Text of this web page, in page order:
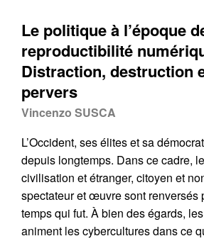
Le politique à l’époque
reproductibilité
Distraction, destruction
pervers
Vincenzo SUSCA
L’Occident, ses élites et sa
depuis longtemps. Dans ce cadre,
civilisation et étranger, citoyen et
spectateur et œuvre sont renversés
temps qui fut. À bien des égards,
animent les cybercultures dans ce